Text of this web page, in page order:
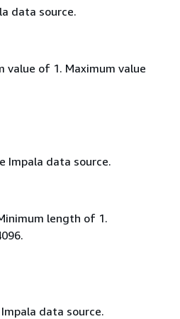
data source.
value of 1. Maximum value
Impala data source.
length of 1.
data source.